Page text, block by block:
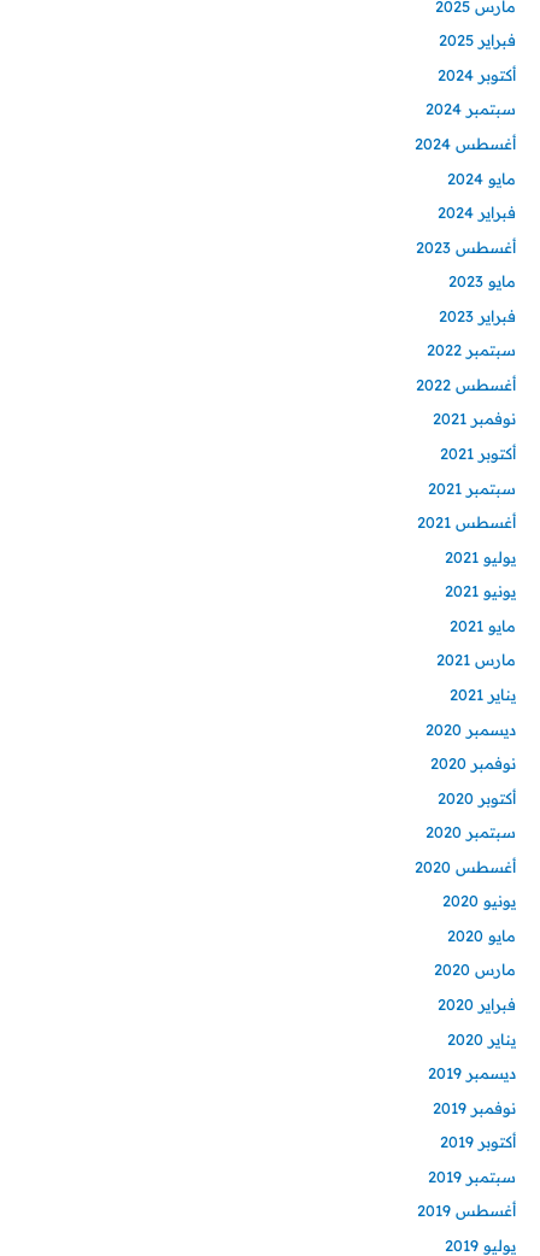
مارس 2025
فبراير 2025
أكتوبر 2024
سبتمبر 2024
أغسطس 2024
مايو 2024
فبراير 2024
أغسطس 2023
مايو 2023
فبراير 2023
سبتمبر 2022
أغسطس 2022
نوفمبر 2021
أكتوبر 2021
سبتمبر 2021
أغسطس 2021
يوليو 2021
يونيو 2021
مايو 2021
مارس 2021
يناير 2021
ديسمبر 2020
نوفمبر 2020
أكتوبر 2020
سبتمبر 2020
أغسطس 2020
يونيو 2020
مايو 2020
مارس 2020
فبراير 2020
يناير 2020
ديسمبر 2019
نوفمبر 2019
أكتوبر 2019
سبتمبر 2019
أغسطس 2019
يوليو 2019